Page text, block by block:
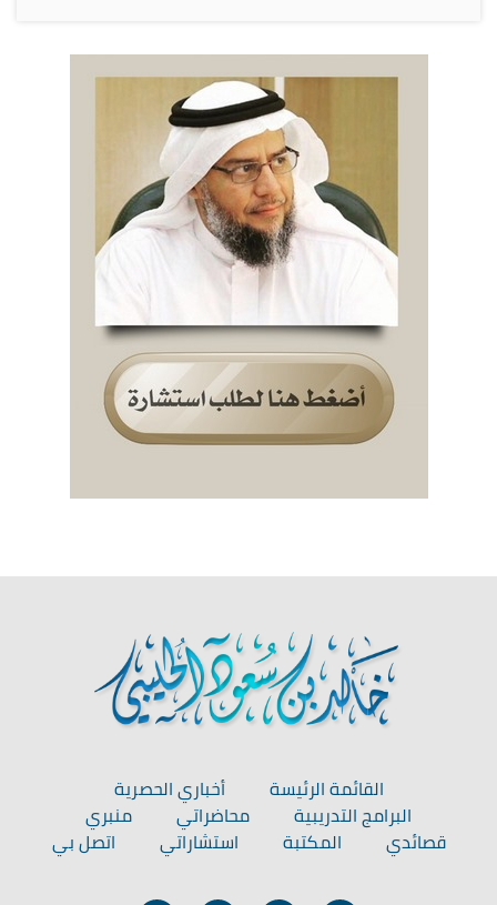
القائمة الرئيسة
أخباري الحصرية
البرامج التدريبية
محاضراتي
منبري
قصائدي
المكتبة استشاراتي اتصل بي